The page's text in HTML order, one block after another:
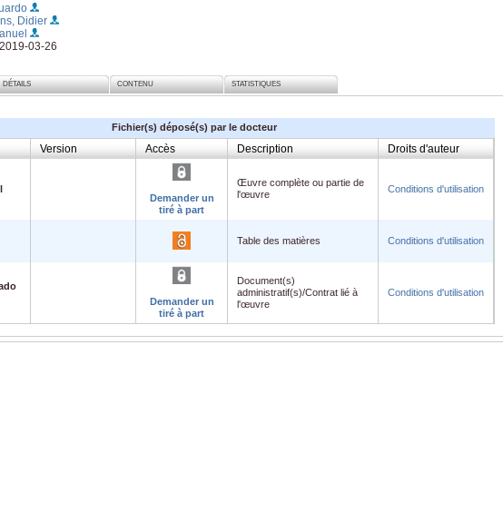
Didier
03-26
DÉTAILS CONTENU STATISTIQUES
Fichier(s) déposé(s) par le docteur
Version Accès Description Droits d'auteur
Demander un
tiré à part
Œuvre complète ou partie de
l'œuvre
Conditions d'utilisation
Table des matières Conditions d'utilisation
Demander un
tiré à part
Document(s)
administratif(s)/Contrat lié à
l'œuvre
Conditions d'utilisation